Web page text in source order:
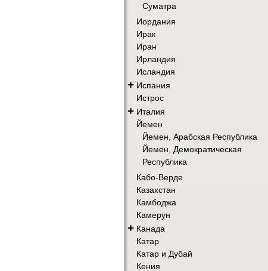
Суматра
Иордания
Ирак
Иран
Ирландия
Исландия
+ Испания
Истрос
+ Италия
Йемен
Йемен, Арабская Республика
Йемен, Демократическая
Республика
Кабо-Верде
Казахстан
Камбоджа
Камерун
+ Канада
Катар
Катар и Дубай
Кения